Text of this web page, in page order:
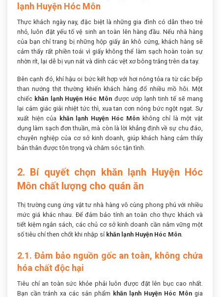
lạnh Huyện Hóc Môn
Thực khách ngày nay, đặc biệt là những gia đình có dẫn theo trẻ
nhỏ, luôn đặt yếu tố vệ sinh an toàn lên hàng đầu. Nếu nhà hàng
của bạn chỉ trang bị những hộp giấy ăn khô cứng, khách hàng sẽ
cảm thấy rất phiền toái vì giấy không thể làm sạch hoàn toàn sự
nhờn rít, lại dễ bị vụn nát và dính các vệt xơ bông trắng trên da tay.
Bên cạnh đó, khí hậu oi bức kết hợp với hơi nóng tỏa ra từ các bếp
than nướng thịt thường khiến khách hàng đổ nhiều mồ hôi. Một
chiếc khăn lạnh Huyện Hóc Môn được ướp lạnh tinh tế sẽ mang
lại cảm giác giải nhiệt tức thì, xua tan cơn nóng bức ngột ngạt. Sự
xuất hiện của khăn lạnh Huyện Hóc Môn không chỉ là một vật
dụng làm sạch đơn thuần, mà còn là lời khẳng định về sự chu đáo,
chuyên nghiệp của cơ sở kinh doanh, giúp khách hàng cảm thấy
bản thân được tôn trọng và chăm sóc tận tình.
2. Bí quyết chọn khăn lạnh Huyện Hóc
Môn chất lượng cho quán ăn
Thị trường cung ứng vật tư nhà hàng vô cùng phong phú với nhiều
mức giá khác nhau. Để đảm bảo tính an toàn cho thực khách và
tiết kiệm ngân sách, các chủ cơ sở kinh doanh cần nắm vững một
số tiêu chí then chốt khi nhập sỉ khăn lạnh Huyện Hóc Môn
2.1. Đảm bảo nguồn gốc an toàn, không chứa
hóa chất độc hại
Tiêu chí an toàn sức khỏe phải luôn được đặt lên bục cao nhất.
Bạn cần tránh xa các sản phẩm khăn lạnh Huyện Hóc Môn gia